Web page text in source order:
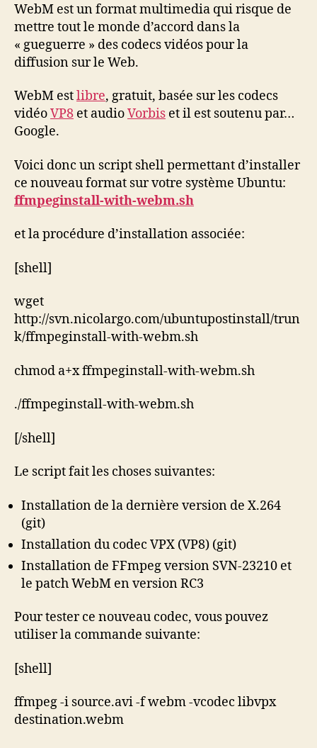
WebM est un format multimedia qui risque de
mettre tout le monde d’accord dans la
« gueguerre » des codecs vidéos pour la
diffusion sur le Web.
WebM estlibre, gratuit, basée sur les codecs
vidéoVP8 et audioVorbis et il est soutenu par…
Google.
Voici donc un script shell permettant d’installer
ce nouveau format sur votre système Ubuntu:
ffmpeginstall-with-webm.sh
et la procédure d’installation associée:
[shell]
wget
http://svn.nicolargo.com/ubuntupostinstall/trun
k/ffmpeginstall-with-webm.sh
chmod a+x ffmpeginstall-with-webm.sh
./ffmpeginstall-with-webm.sh
[/shell]
Le script fait les choses suivantes:
Installation de la dernière version de X.264
(git)
Installation du codec VPX (VP8) (git)
Installation de FFmpeg version SVN-23210 et
le patch WebM en version RC3
Pour tester ce nouveau codec, vous pouvez
utiliser la commande suivante:
[shell]
ffmpeg -i source.avi -f webm -vcodec libvpx
destination.webm